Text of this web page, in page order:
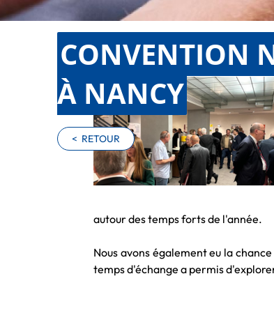
CONVENTION
À NANCY
< RETOUR
autour des temps forts de l'année.
Nous avons également eu la
temps d'échange a permis